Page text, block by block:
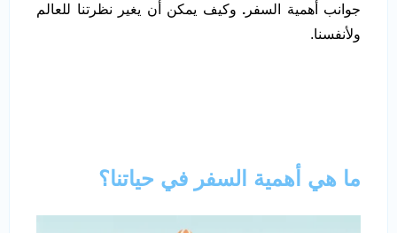
جوانب أهمية السفر . وكيف يمكن أن يغير نظرتنا للعالم
ولأنفسنا.
ما هي أهمية السفر في حياتنا؟